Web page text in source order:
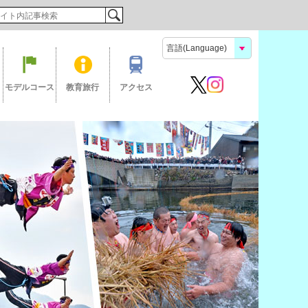
モデルコース 教育旅行 アクセス